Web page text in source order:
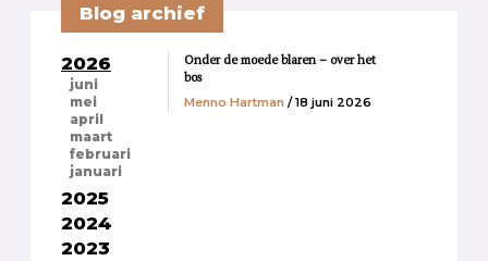
Blog archief
2026
juni
mei
april
maart
februari
januari
2025
2024
2023
Onder de moede blaren – over het
bos
Menno Hartman / 18 juni 2026